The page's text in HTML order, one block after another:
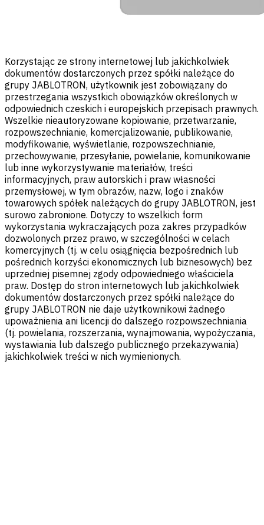
Korzystając ze strony internetowej lub jakichkolwiek
dokumentów dostarczonych przez spółki należące do
grupy JABLOTRON, użytkownik jest zobowiązany do
przestrzegania wszystkich obowiązków określonych w
odpowiednich czeskich i europejskich przepisach prawnych.
Wszelkie nieautoryzowane kopiowanie, przetwarzanie,
rozpowszechnianie, komercjalizowanie, publikowanie,
modyfikowanie, wyświetlanie, rozpowszechnianie,
przechowywanie, przesyłanie, powielanie, komunikowanie
lub inne wykorzystywanie materiałów, treści
informacyjnych, praw autorskich i praw własności
przemysłowej, w tym obrazów, nazw, logo i znaków
towarowych spółek należących do grupy JABLOTRON, jest
surowo zabronione. Dotyczy to wszelkich form
wykorzystania wykraczających poza zakres przypadków
dozwolonych przez prawo, w szczególności w celach
komercyjnych (tj. w celu osiągnięcia bezpośrednich lub
pośrednich korzyści ekonomicznych lub biznesowych) bez
uprzedniej pisemnej zgody odpowiedniego właściciela
praw. Dostęp do stron internetowych lub jakichkolwiek
dokumentów dostarczonych przez spółki należące do
grupy JABLOTRON nie daje użytkownikowi żadnego
upoważnienia ani licencji do dalszego rozpowszechniania
(tj. powielania, rozszerzania, wynajmowania, wypożyczania,
wystawiania lub dalszego publicznego przekazywania)
jakichkolwiek treści w nich wymienionych.